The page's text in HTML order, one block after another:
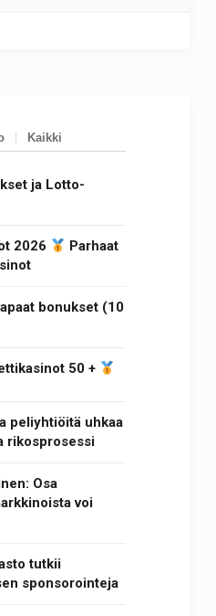
Kaikki
ja Lotto-
2026
Parhaat
bonukset (10
50 +
peliyhtiöitä uhkaa
rikosprosessi
Osa
voi
tutkii
sponsorointeja